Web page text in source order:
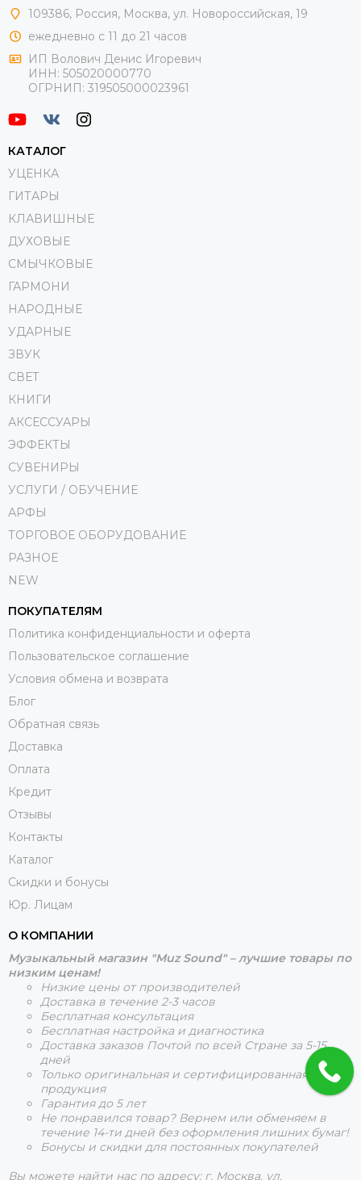
109386, Россия, Москва, ул. Новороссийская, 19
ежедневно с 11 до 21 часов
ИП Волович Денис Игоревич
ИНН: 505020000770
ОГРНИП: 319505000023961
КАТАЛОГ
УЦЕНКА
ГИТАРЫ
КЛАВИШНЫЕ
ДУХОВЫЕ
СМЫЧКОВЫЕ
ГАРМОНИ
НАРОДНЫЕ
УДАРНЫЕ
ЗВУК
СВЕТ
КНИГИ
АКСЕССУАРЫ
ЭФФЕКТЫ
СУВЕНИРЫ
УСЛУГИ / ОБУЧЕНИЕ
АРФЫ
ТОРГОВОЕ ОБОРУДОВАНИЕ
РАЗНОЕ
NEW
ПОКУПАТЕЛЯМ
Политика конфиденциальности и оферта
Пользовательское соглашение
Условия обмена и возврата
Блог
Обратная связь
Доставка
Оплата
Кредит
Отзывы
Контакты
Каталог
Скидки и бонусы
Юр. Лицам
О КОМПАНИИ
Музыкальный магазин "Muz Sound" – лучшие товары по
низким ценам!
Низкие цены от производителей
Доставка в течение 2-3 часов
Бесплатная консультация
Бесплатная настройка и диагностика
Доставка заказов Почтой по всей Стране за 5-15
дней
Только оригинальная и сертифицированная
продукция
Гарантия до 5 лет
Не понравился товар? Вернем или обменяем в
течение 14-ти дней без оформления лишних бумаг!
Бонусы и скидки для постоянных покупателей
Вы можете найти нас по адресу: г. Москва, ул.